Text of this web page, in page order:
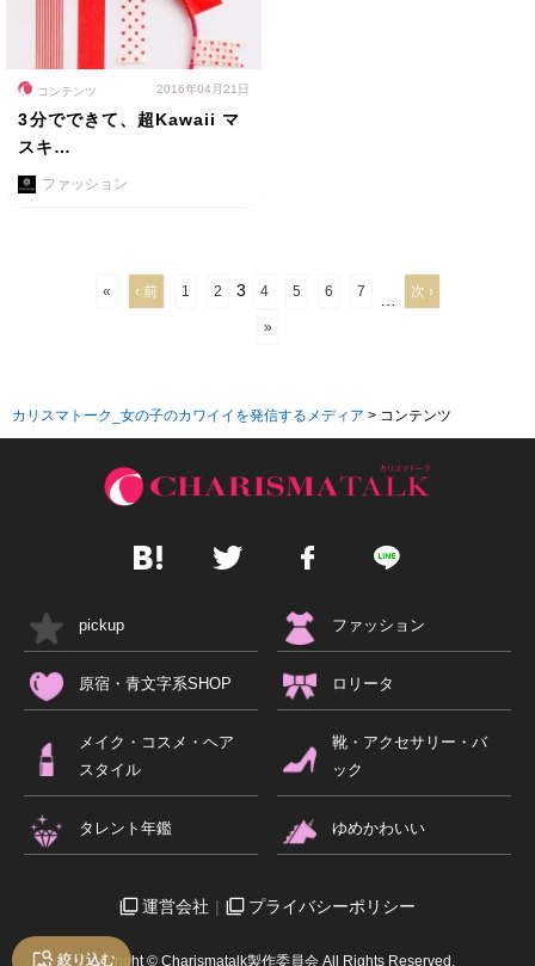
絞り込む
コンテンツ 2016年04月21日
3分でできて、超Kawaii マ
スキ…
ファッション
« ‹ 前 1 2 3 4 5 6 7 次 ›
»
カリスマトーク_女の子のカワイイを発信するメディア > コンテンツ
pickup ファッション
原宿・青文字系SHOP ロリータ
メイク・コスメ・ヘア
スタイル
靴・アクセサリー・バ
ック
タレント年鑑 ゆめかわいい
運営会社 プライバシーポリシー
Copyright © Charismatalk製作委員会 All Rights Reserved.